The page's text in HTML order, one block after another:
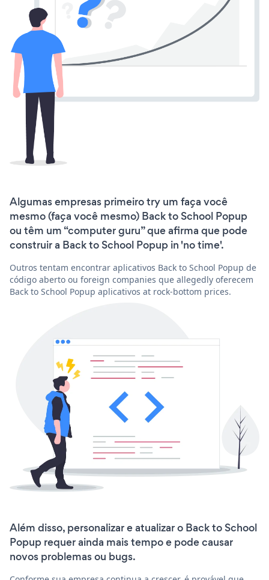
Algumas empresas primeiro try um faça você
mesmo (faça você mesmo) Back to School Popup
ou têm um “computer guru” que afirma que pode
construir a Back to School Popup in 'no time'.
Outros tentam encontrar aplicativos Back to School Popup de
código aberto ou foreign companies que allegedly oferecem
Back to School Popup aplicativos at rock-bottom prices.
Além disso, personalizar e atualizar o Back to School
Popup requer ainda mais tempo e pode causar
novos problemas ou bugs.